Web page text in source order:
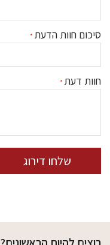
סיכום חוות הדעת
חוות דעת
שלחו דירוג